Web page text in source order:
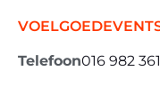
Telefoon016 982